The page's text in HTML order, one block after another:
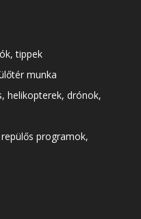
tippek
munka
helikopterek, drónok,
programok,